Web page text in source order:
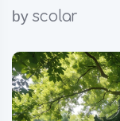
by scolar